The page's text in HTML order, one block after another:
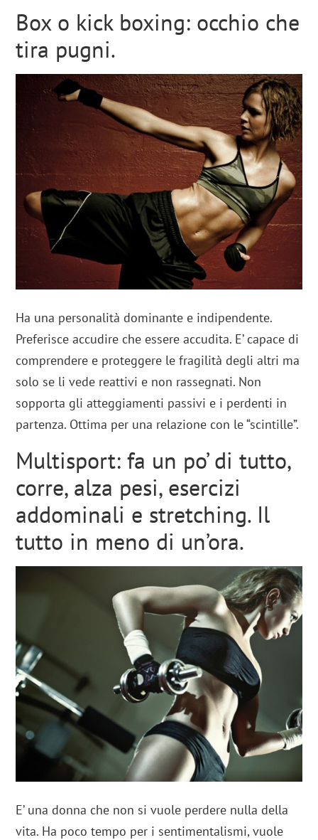
Box o kick boxing: occhio che
tira pugni.
Ha una personalità dominante e indipendente.
Preferisce accudire che essere accudita. E’ capace di
comprendere e proteggere le fragilità degli altri ma
solo se li vede reattivi e non rassegnati. Non
sopporta gli atteggiamenti passivi e i perdenti in
partenza. Ottima per una relazione con le “scintille”.
Multisport: fa un po’ di tutto,
corre, alza pesi, esercizi
addominali e stretching. Il
tutto in meno di un’ora.
E’ una donna che non si vuole perdere nulla della
vita. Ha poco tempo per i sentimentalismi, vuole